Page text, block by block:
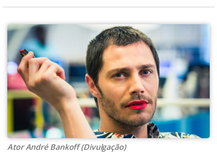
Ator André Bankoff (Divulgação)